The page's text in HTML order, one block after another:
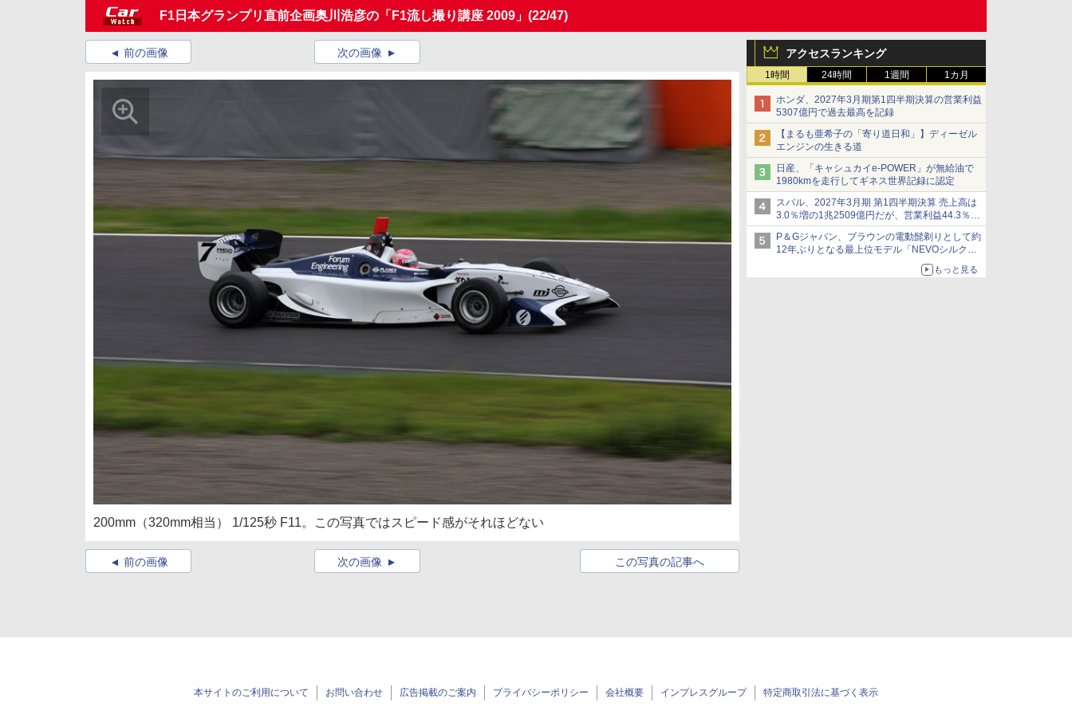
F1日本グランプリ直前企画奥川浩彦の「F1流し撮り講座 2009」 (22/47)
アクセスランキング
1時間 24時間 1週間 1カ月
ホンダ、2027年3月期第1四半期決算の営業利益
5307億円で過去最高を記録
【まるも亜希子の「寄り道日和」】ディーゼル
エンジンの生きる道
日産、「キャシュカイe-POWER」が無給油で
1980kmを走行してギネス世界記録に認定
スバル、2027年3月期 第1四半期決算 売上高は
3.0％増の1兆2509億円だが、営業利益44.3％減
の426億円、当期利益10.3％減の492億円で増収
減益
P＆Gジャパン、ブラウンの電動髭剃りとして約
12年ぶりとなる最上位モデル「NEVOシルクシ
もっと見る
前の画像 次の画像
200mm（320mm相当） 1/125秒 F11。この写真ではスピード感がそれほどない
前の画像 この写真の記事へ
次の画像
本サイトのご利用について お問い合わせ 広告掲載のご案内 プライバシーポリシー 会社概要 インプレスグループ 特定商取引法に基づく表示